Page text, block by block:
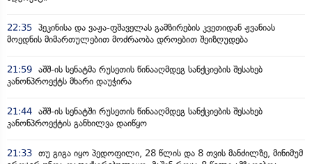
22:35 პეკინისა და ვაჟა-ფშაველას გამზირების კვეთიდან ჟვანიას
მოედნის მიმართულებით მოძრაობა დროებით შეიზღუდება
21:59 აშშ-ის სენატმა რუსეთის წინააღმდეგ სანქციების შესახებ
კანონპროექტს მხარი დაუჭირა
21:44 აშშ-ის სენატში რუსეთის წინააღმდეგ სანქციების შესახებ
კანონპროექტის განხილვა დაიწყო
21:33 თუ გიგა იყო პედოფილი, 28 წლის და 8 თვის მანძილზე, მინიმუმ